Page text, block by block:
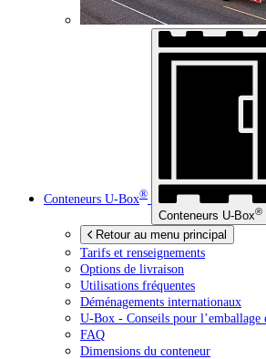
Conteneurs U-Box®
Conteneurs U-Box®
Retour au menu principal
Tarifs et renseignements
Options de livraison
Utilisations fréquentes
Déménagements internationaux
U-Box - Conseils pour
FAQ
Dimensions du conteneur